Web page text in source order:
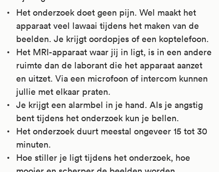
Het onderzoek doet geen pijn. Wel maakt het
apparaat veel lawaai tijdens het maken van de
beelden. Je krijgt oordopjes of een koptelefoon.
Het MRI-apparaat waar jij in ligt, is in een andere
ruimte dan de laborant die het apparaat aanzet
en uitzet. Via een microfoon of intercom kunnen
jullie met elkaar praten.
Je krijgt een alarmbel in je hand. Als je angstig
bent tijdens het onderzoek kun je bellen.
Het onderzoek duurt meestal ongeveer 15 tot 30
minuten.
Hoe stiller je ligt tijdens het onderzoek, hoe